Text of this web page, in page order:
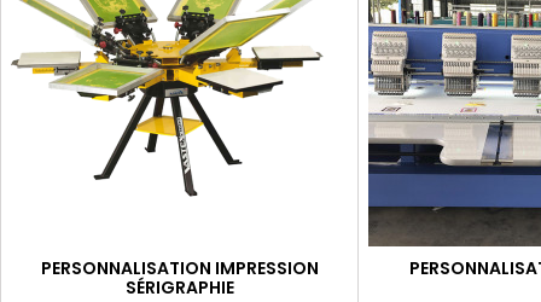
PERSONNALISATION IMPRESSION
SÉRIGRAPHIE